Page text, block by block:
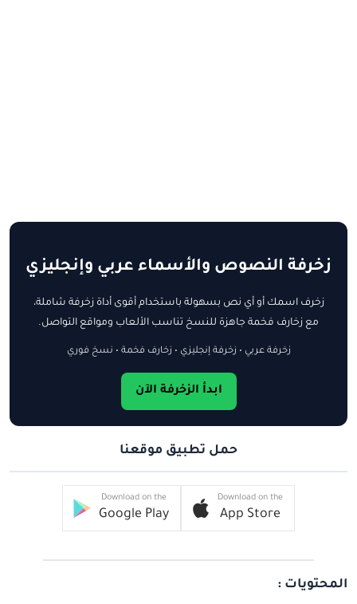
زخرفة النصوص والأسماء عربي وإنجليزي
زخرف اسمك أو أي نص بسهولة باستخدام أقوى أداة زخرفة شاملة،
مع زخارف فخمة جاهزة للنسخ تناسب الألعاب ومواقع التواصل.
زخرفة عربي • زخرفة إنجليزي • زخارف فخمة • نسخ فوري
ابدأ الزخرفة الآن
حمل تطبيق موقعنا
Download on the
App Store
Download on the
Google Play
المحتويات :